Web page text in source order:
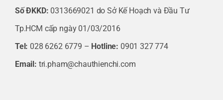
Số ĐKKD: 0313669021 do Sở Kế Hoạch và Đầu Tư
Tp.HCM cấp ngày 01/03/2016
Tel: 028 6262 6779 – Hotline: 0901 327 774
Email: tri.pham@chauthienchi.com